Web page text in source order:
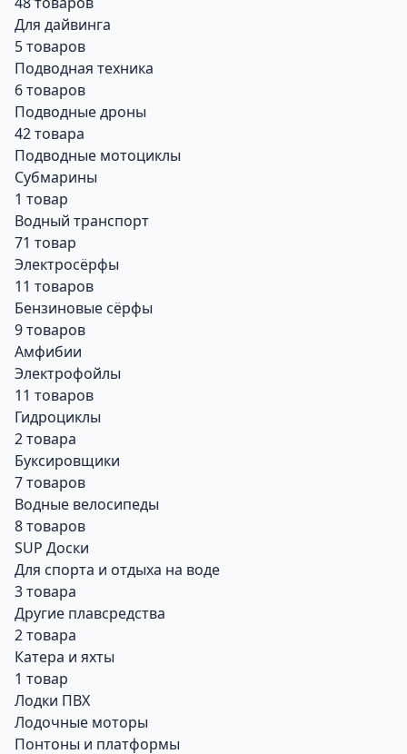
Для дайвинга
5 товаров
Подводная техника
6 товаров
Подводные дроны
42 товара
Подводные мотоциклы
Субмарины
1 товар
Водный транспорт
71 товар
Электросёрфы
11 товаров
Бензиновые сёрфы
9 товаров
Амфибии
Электрофойлы
11 товаров
Гидроциклы
2 товара
Буксировщики
7 товаров
Водные велосипеды
8 товаров
SUP Доски
Для спорта и отдыха на воде
3 товара
Другие плавсредства
2 товара
Катера и яхты
1 товар
Лодки ПВХ
Лодочные моторы
Понтоны и платформы